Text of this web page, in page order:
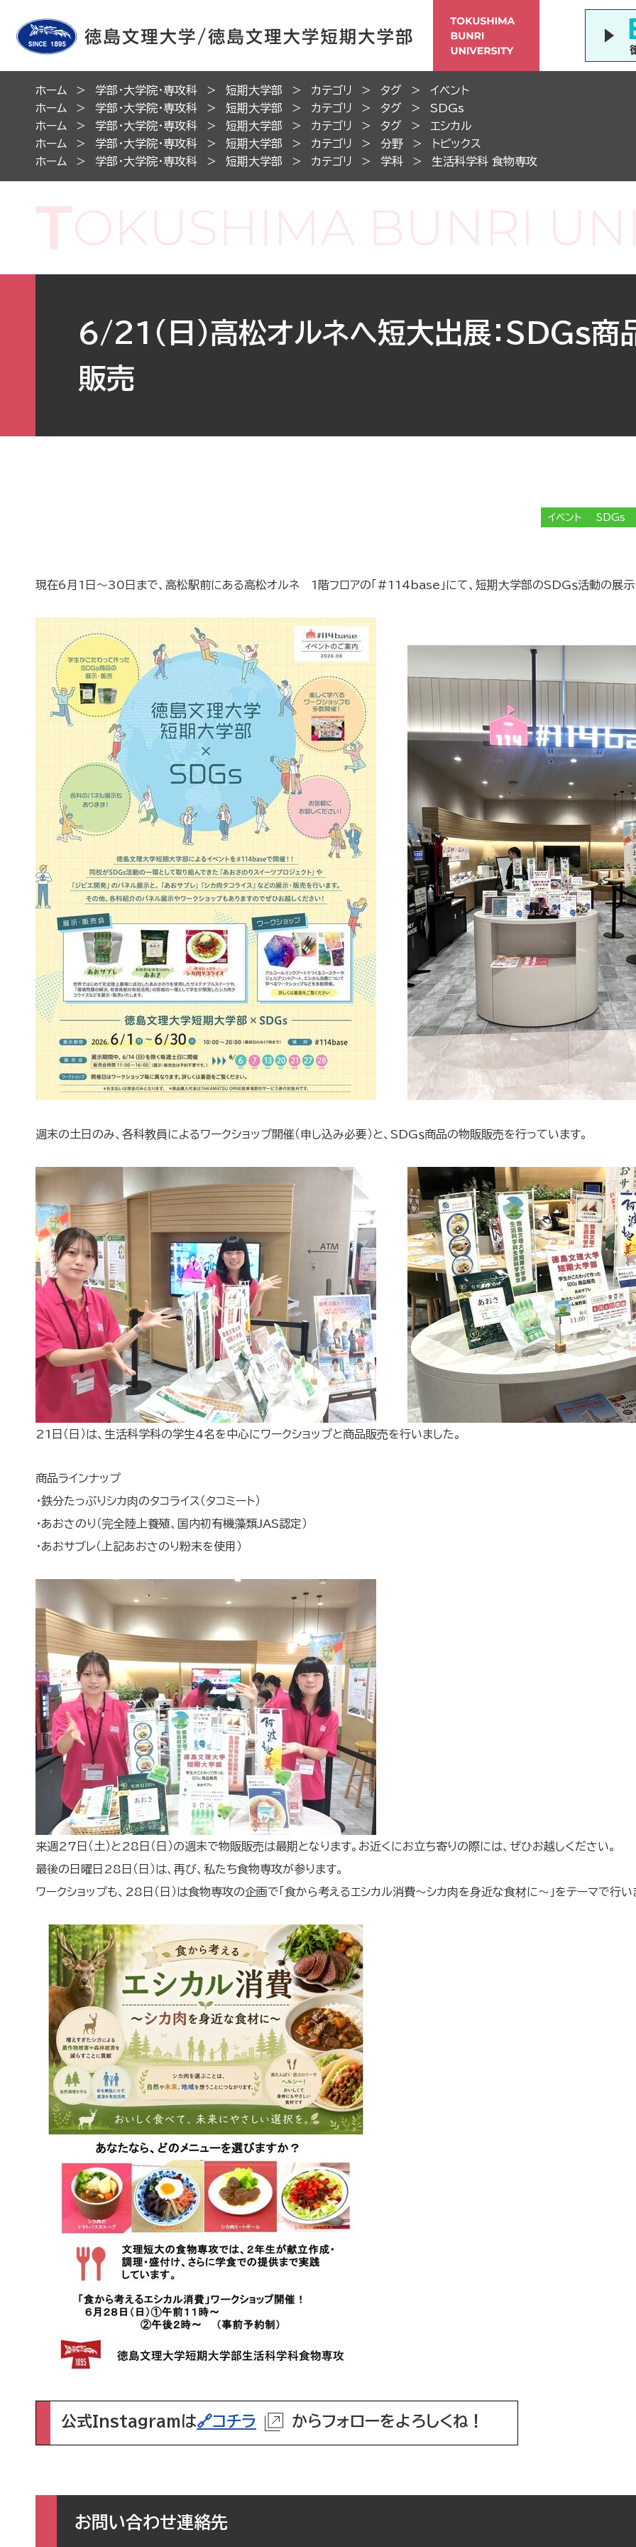
ホーム 学部・大学院・専攻科 短期大学部 カテゴリ タグ
イベント
ホーム
学部・大学院・専攻科 短期大学部 カテゴリ タグ
SDGs
ホーム
学部・大学院・専攻科 短期大学部 カテゴリ タグ
エシカル
ホーム
学部・大学院・専攻科 短期大学部 カテゴリ 分野
トピックス
ホーム
学部・大学院・専攻科 短期大学部 カテゴリ 学科 生活科学科 食物専攻
6/21（日）高松オルネへ短大出展：SDGs商
販売
イベント SDGs
現在6月1日～30日まで、高松駅前にある高松オルネ 1階フロアの「#114base」にて、短期大学部のSDGｓ活動の展示
週末の土日のみ、各科教員によるワークショップ開催（申し込み必要）と、SDGｓ商品の物販販売を行っています。
21日（日）は、生活科学科の学生4名を中心にワークショップと商品販売を行いました。
商品ラインナップ
・鉄分たっぷりシカ肉のタコライス（タコミート）
・あおさのり（完全陸上養殖、国内初有機藻類JAS認定）
・あおサブレ（上記あおさのり粉末を使用）
来週27日（土）と28日（日）の週末で物販販売は最期となります。お近くにお立ち寄りの際には、ぜひお越しください。
最後の日曜日28日（日）は、再び、私たち食物専攻が参ります。
ワークショップも、28日（日）は食物専攻の企画で「食から考えるエシカル消費～シカ肉を身近な食材に～」をテーマで行い
公式Instagramは🔗コチラ からフォローをよろしくね！
お問い合わせ連絡先